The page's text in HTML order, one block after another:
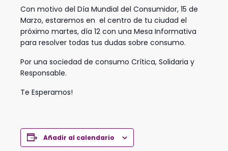
Con motivo del Día Mundial del Consumidor, 15 de
Marzo, estaremos en el centro de tu ciudad el
próximo martes, día 12 con una Mesa Informativa
para resolver todas tus dudas sobre consumo.
Por una sociedad de consumo Crítica, Solidaria y
Responsable.
Te Esperamos!
Añadir al calendario